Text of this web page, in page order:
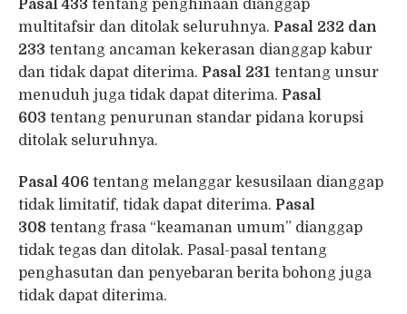
Pasal 433 tentang penghinaan dianggap
multitafsir dan ditolak seluruhnya. Pasal 232 dan
233 tentang ancaman kekerasan dianggap kabur
dan tidak dapat diterima. Pasal 231 tentang unsur
menuduh juga tidak dapat diterima. Pasal
603 tentang penurunan standar pidana korupsi
ditolak seluruhnya.
Pasal 406 tentang melanggar kesusilaan dianggap
tidak limitatif, tidak dapat diterima. Pasal
308 tentang frasa “keamanan umum” dianggap
tidak tegas dan ditolak. Pasal-pasal tentang
penghasutan dan penyebaran berita bohong juga
tidak dapat diterima.